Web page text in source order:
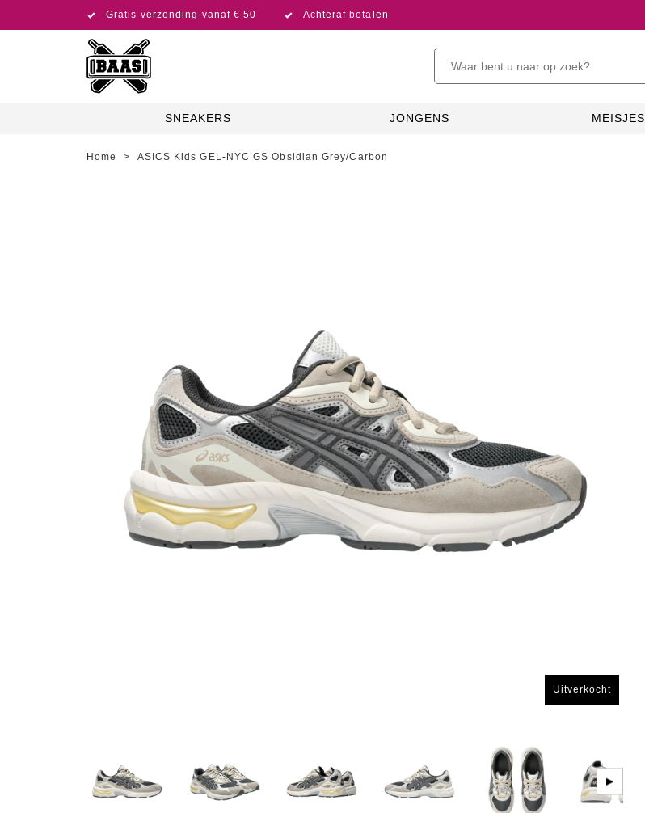
Gratis verzending vanaf € 50 Achteraf betalen
SNEAKERS JONGENS MEISJES
Home > ASICS Kids GEL-NYC GS Obsidian Grey/Carbon
Uitverkocht
▶